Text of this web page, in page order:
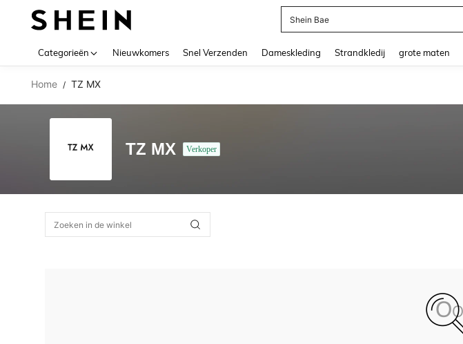
Shein Bae
Categorieën Nieuwkomers Snel Verzenden Dameskleding Strandkledij grote maten
Home / TZ MX
TZ MX Verkoper